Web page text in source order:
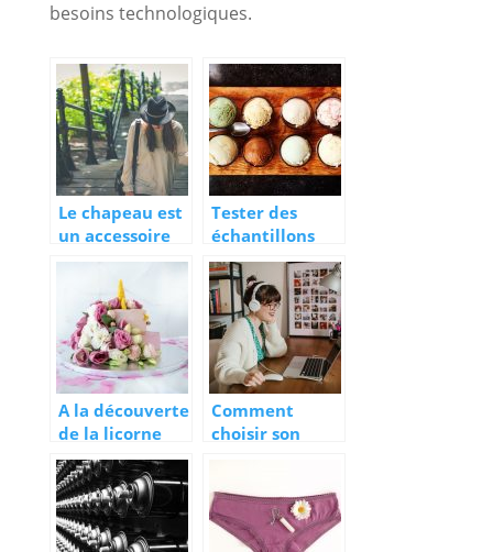
besoins technologiques.
Le chapeau est
un accessoire
de mode
intemporel.
Tester des
échantillons
pour mieux
consommer
A la découverte
de la licorne
dans tous ses
états
Comment
choisir son